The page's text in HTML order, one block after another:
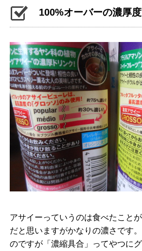
100%オーバーの濃厚
アサイーっていうのは食べたこと
だと思いますがかなりの濃さです
のですが「濃縮具合」ってやつに